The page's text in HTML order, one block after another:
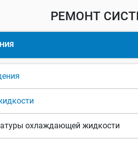
РЕМОНТ
охлаждающей жидкости